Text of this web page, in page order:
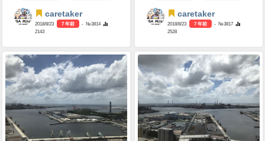
caretaker
2018/8/23 7 年前
- №3814
2143
caretaker
2018/8/23 7 年前
- №3817
2528